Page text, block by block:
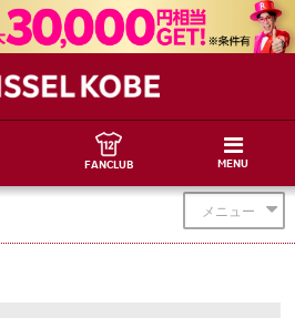
FANCLUB MENU
メニュー